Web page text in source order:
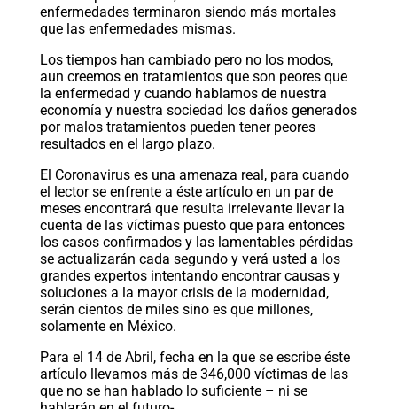
enfermedades terminaron siendo más mortales
que las enfermedades mismas.
Los tiempos han cambiado pero no los modos,
aun creemos en tratamientos que son peores que
la enfermedad y cuando hablamos de nuestra
economía y nuestra sociedad los daños generados
por malos tratamientos pueden tener peores
resultados en el largo plazo.
El Coronavirus es una amenaza real, para cuando
el lector se enfrente a éste artículo en un par de
meses encontrará que resulta irrelevante llevar la
cuenta de las víctimas puesto que para entonces
los casos confirmados y las lamentables pérdidas
se actualizarán cada segundo y verá usted a los
grandes expertos intentando encontrar causas y
soluciones a la mayor crisis de la modernidad,
serán cientos de miles sino es que millones,
solamente en México.
Para el 14 de Abril, fecha en la que se escribe éste
artículo llevamos más de 346,000 víctimas de las
que no se han hablado lo suficiente – ni se